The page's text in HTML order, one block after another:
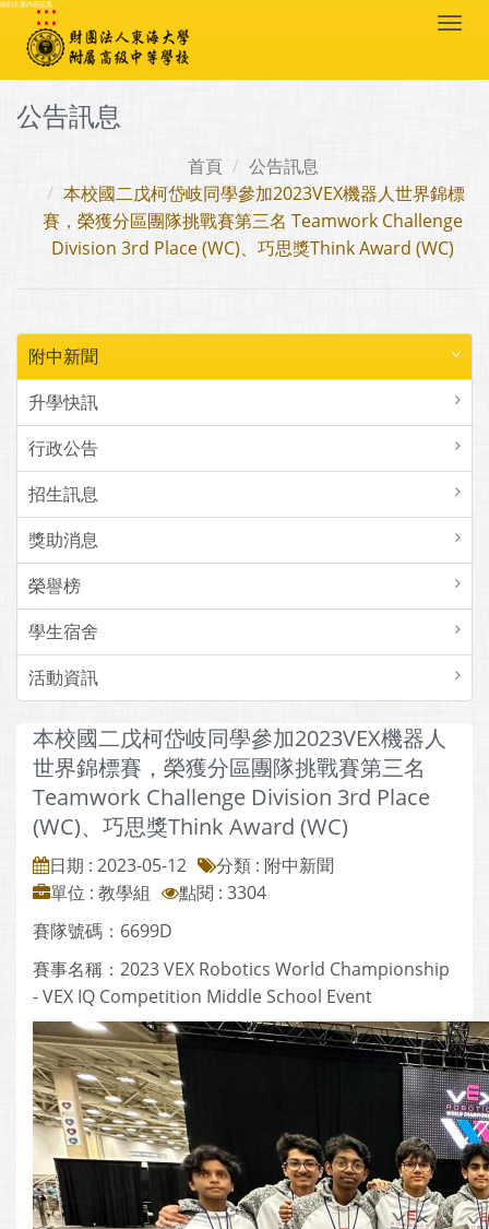
跳到主要內容區塊
:::
公告訊息
首頁
公告訊息
本校國二戊柯岱岐同學參加2023VEX機器人世界錦標
賽，榮獲分區團隊挑戰賽第三名 Teamwork Challenge
Division 3rd Place (WC)、巧思獎Think Award (WC)
附中新聞
升學快訊
行政公告
招生訊息
獎助消息
榮譽榜
學生宿舍
活動資訊
本校國二戊柯岱岐同學參加2023VEX機器人
世界錦標賽，榮獲分區團隊挑戰賽第三名
Teamwork Challenge Division 3rd Place
(WC)、巧思獎Think Award (WC)
日期 : 2023-05-12
分類 : 附中新聞
單位 : 教學組
點閱 : 3304
賽隊號碼：6699D
賽事名稱：2023 VEX Robotics World Championship
- VEX IQ Competition Middle School Event